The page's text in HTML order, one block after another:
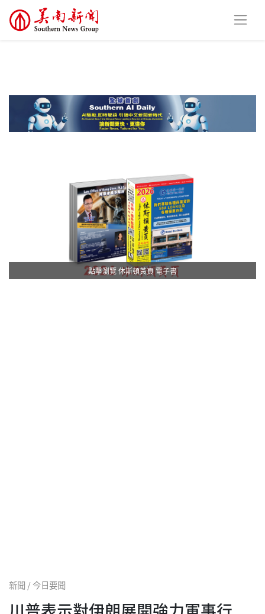
點擊瀏覽 休斯頓黃頁 電子書
新聞 / 今日要聞